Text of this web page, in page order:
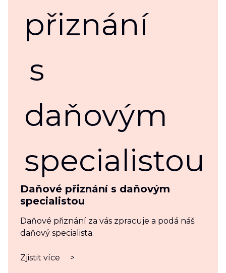
Daňové přiznání s daňovým
specialistou
Daňové přiznání za vás zpracuje a podá náš
daňový specialista.
Zjistit více >